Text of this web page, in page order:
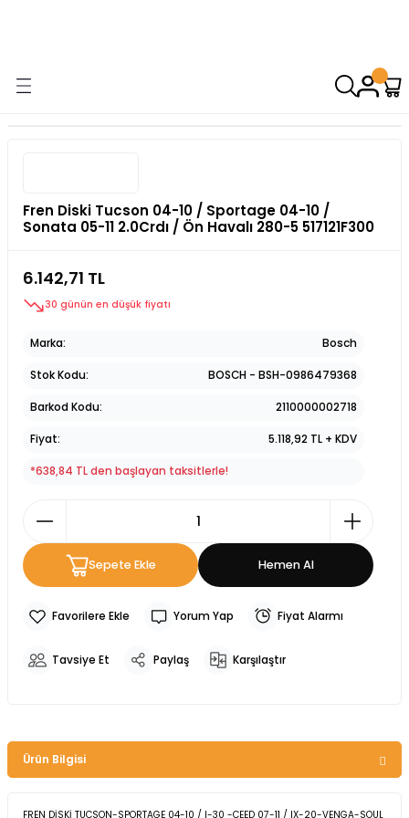
Fren Diski Tucson 04-10 / Sportage 04-10 /
Sonata 05-11 2.0Crdı / Ön Havalı 280-5 517121F300
6.142,71 TL
30 günün en düşük fiyatı
Marka Bosch
Stok Kodu BOSCH - BSH-0986479368
Barkod Kodu 2110000002718
Fiyat 5.118,92 TL + KDV
*638,84 TL den başlayan taksitlerle!
Sepete Ekle Hemen Al
Yorum Yap Fiyat Alarmı
Tavsiye Et Paylaş Karşılaştır
Ürün Bilgisi
FREN DİSKİ TUCSON-SPORTAGE 04-10 / I-30 -CEED 07-11 / IX-20-VENGA-SOUL